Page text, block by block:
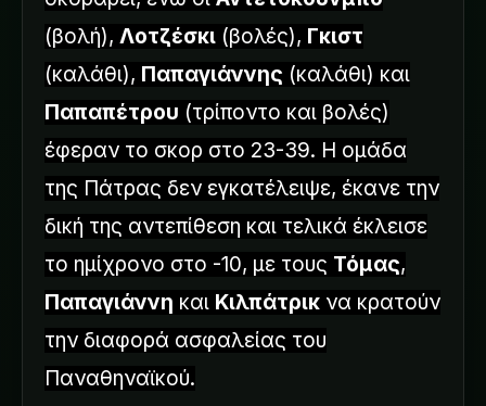
(βολή), Λοτζέσκι (βολές), Γκιστ
(καλάθι), Παπαγιάννης (καλάθι) και
Παπαπέτρου (τρίποντο και βολές)
έφεραν το σκορ στο 23-39. Η ομάδα
της Πάτρας δεν εγκατέλειψε, έκανε την
δική της αντεπίθεση και τελικά έκλεισε
το ημίχρονο στο -10, με τους Τόμας,
Παπαγιάννη και Κιλπάτρικ να κρατούν
την διαφορά ασφαλείας του
Παναθηναϊκού.